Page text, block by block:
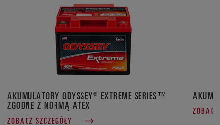
AKUMULATORY ODYSSEY® EXTREME SERIES™
ZGODNE Z NORMĄ ATEX
ZOBACZ SZCZEGÓŁY